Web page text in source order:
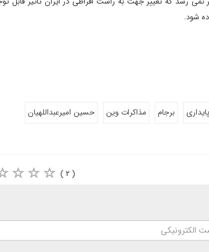
شود.
برجام مذاکرات وین حسین امیرعبداللهیان
( ۲ )